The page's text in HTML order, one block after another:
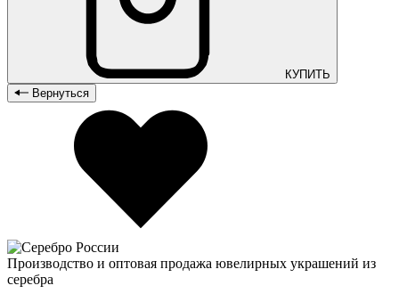
КУПИТЬ
Вернуться
Производство и оптовая продажа ювелирных украшений из
серебра